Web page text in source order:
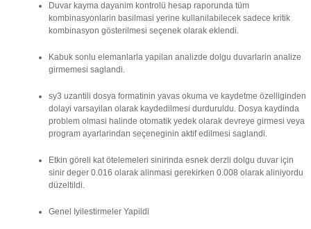
Duvar kayma dayanim kontrolü hesap raporunda tüm
kombinasyonlarin basilmasi yerine kullanilabilecek sadece kritik
kombinasyon gösterilmesi seçenek olarak eklendi.
Kabuk sonlu elemanlarla yapilan analizde dolgu duvarlarin analize
girmemesi saglandi.
sy3 uzantili dosya formatinin yavas okuma ve kaydetme özelliginden
dolayi varsayilan olarak kaydedilmesi durduruldu. Dosya kaydinda
problem olmasi halinde otomatik yedek olarak devreye girmesi veya
program ayarlarindan seçeneginin aktif edilmesi saglandi.
Etkin göreli kat ötelemeleri sinirinda esnek derzli dolgu duvar için
sinir deger 0.016 olarak alinmasi gerekirken 0.008 olarak aliniyordu
düzeltildi.
Genel Iyilestirmeler Yapildi